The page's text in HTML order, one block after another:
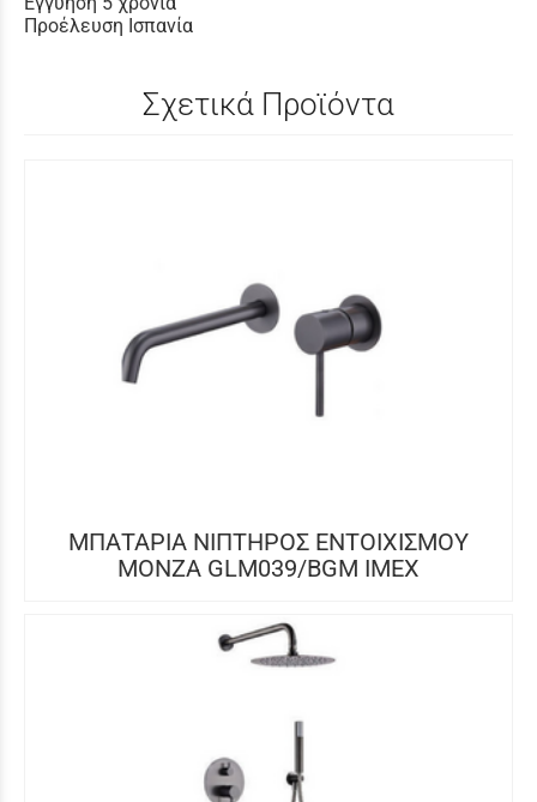
Προέλευση Ισπανία
Σχετικά Προϊόντα
ΜΠΑΤΑΡΙΑ ΝΙΠΤΗΡΟΣ ΕΝΤΟΙΧΙΣΜΟΥ
MONZA GLM039/BGM ΙΜΕΧ